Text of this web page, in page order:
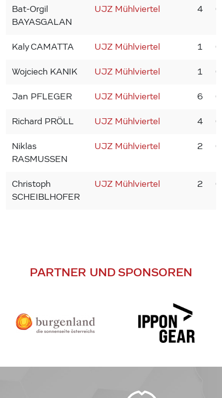
Bat-Orgil
BAYASGALAN
UJZ Mühlviertel 4 0
Kaly CAMATTA UJZ Mühlviertel 1 0
Wojciech KANIK UJZ Mühlviertel 1 0
Jan PFLEGER UJZ Mühlviertel 6 0
Richard PRÖLL UJZ Mühlviertel 4 0
Niklas
RASMUSSEN
UJZ Mühlviertel 2 0
Christoph
SCHEIBLHOFER
UJZ Mühlviertel 2 0
PARTNER UND SPONSOREN